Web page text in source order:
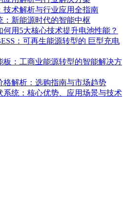
技术解析与行业应用全指南
：新能源时代的智能中枢
用5大核心技术提升电池性能？
：可再生能源转型的 巨型充电
板：工商业能源转型的智能解决方
格解析：选购指南与市场趋势
系统：核心优势、应用场景与技术